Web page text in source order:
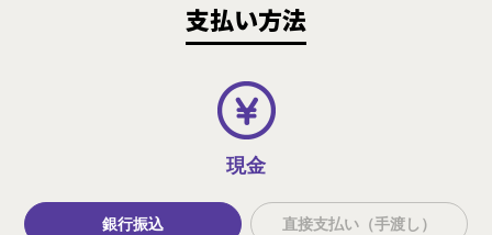
支払い方法
現金
銀行振込 直接支払い（手渡し）